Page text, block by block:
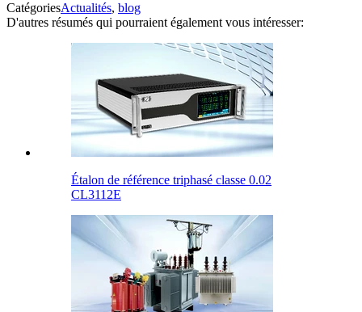
CatégoriesActualités, blog
D'autres résumés qui pourraient également vous intéresser:
Étalon de référence triphasé classe 0.02
CL3112E